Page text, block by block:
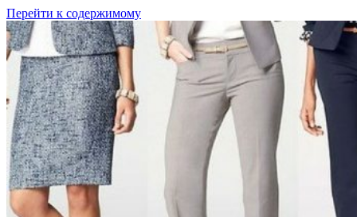
Перейти к содержимому